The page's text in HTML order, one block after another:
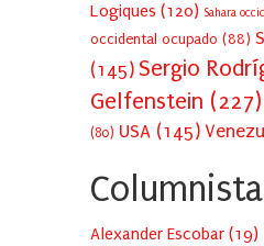
Logiques (120) Sahara
occidental ocupado (88)
(145) Sergio
Gelfenstein (227)
(80) USA (145)
Alexander Escobar (19)